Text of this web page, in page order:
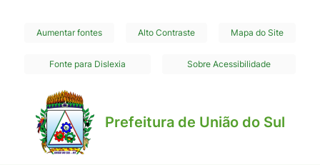
Seção
atalhos
links
de
conteúdo
[alt+1]
para
Aumentar fontes Alto Contraste Mapa do Site
Fonte para Dislexia Sobre Acessibilidade
Prefeitura de União do Sul